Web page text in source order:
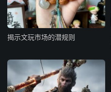
揭示文玩市场的潜规则